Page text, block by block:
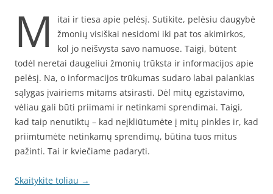
M
itai ir tiesa apie pelėsį. Sutikite, pelėsiu daugybė
žmonių visiškai nesidomi iki pat tos akimirkos,
kol jo neišvysta savo namuose. Taigi, būtent
todėl neretai daugeliui žmonių trūksta ir informacijos apie
pelėsį. Na, o informacijos trūkumas sudaro labai palankias
sąlygas įvairiems mitams atsirasti. Dėl mitų egzistavimo,
vėliau gali būti priimami ir netinkami sprendimai. Taigi,
kad taip nenutiktų – kad neįkliūtumėte į mitų pinkles ir, kad
priimtumėte netinkamų sprendimų, būtina tuos mitus
pažinti. Tai ir kviečiame padaryti.
Skaitykite toliau →